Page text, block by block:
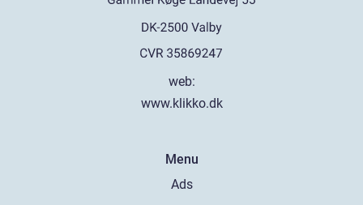
web:
www.klikko.dk
Menu
Ads